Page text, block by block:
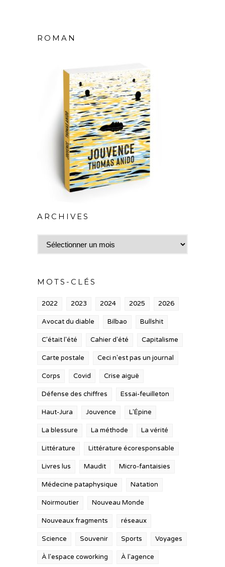
ROMAN
ARCHIVES
Archives
MOTS-CLÉS
2022 2023 2024 2025 2026
Avocat du diable Bilbao Bullshit
C'était l'été Cahier d'été Capitalisme
Carte postale Ceci n'est pas un journal
Corps Covid Crise aiguë
Défense des chiffres Essai-feuilleton
Haut-Jura Jouvence L'Épine
La blessure La méthode La vérité
Littérature Littérature écoresponsable
Livres lus Maudit Micro-fantaisies
Médecine pataphysique Natation
Noirmoutier Nouveau Monde
Nouveaux fragments réseaux
Science Souvenir Sports Voyages
À l'espace coworking À l'agence